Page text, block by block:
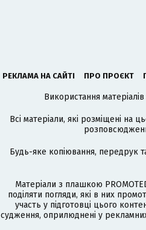
РЕКЛАМА НА САЙТІ ПРО ПРОЄКТ
Використання
Всі матеріали, які розміщені на
Будь-яке копіювання, передрук
Матеріали з плашкою
поділяти погляди, які в них
участь у підготовці цього
судження, оприлюднені у